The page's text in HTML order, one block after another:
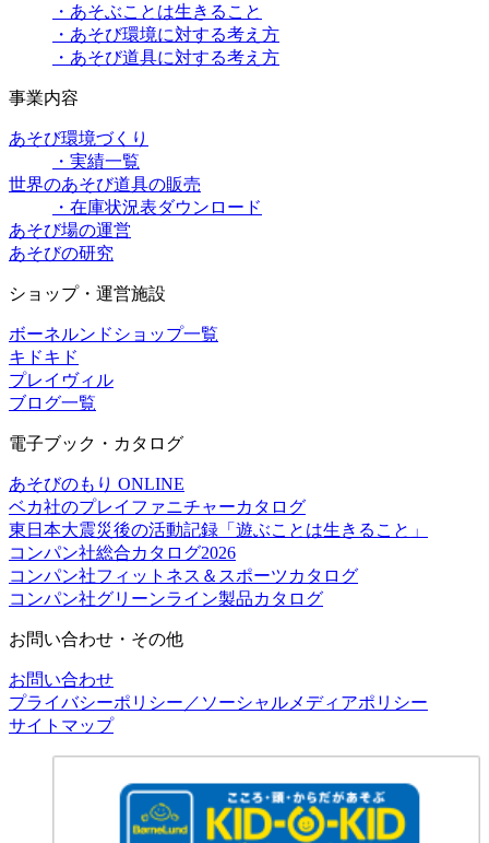
・あそぶことは生きること
・あそび環境に対する考え方
・あそび道具に対する考え方
事業内容
あそび環境づくり
・実績一覧
世界のあそび道具の販売
・在庫状況表ダウンロード
あそび場の運営
あそびの研究
ショップ・運営施設
ボーネルンドショップ一覧
キドキド
プレイヴィル
ブログ一覧
電子ブック・カタログ
あそびのもり ONLINE
ベカ社のプレイファニチャーカタログ
東日本大震災後の活動記録「遊ぶことは生きること」
コンパン社総合カタログ2026
コンパン社フィットネス＆スポーツカタログ
コンパン社グリーンライン製品カタログ
お問い合わせ・その他
お問い合わせ
プライバシーポリシー／ソーシャルメディアポリシー
サイトマップ